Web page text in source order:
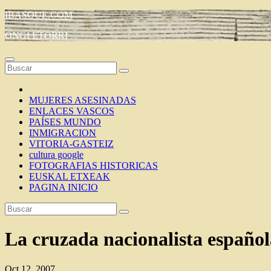
Saltar
al
contenido
IBASQUE.COM
ONGI ETORRI
MUJERES ASESINADAS
ENLACES VASCOS
PAÍSES MUNDO
INMIGRACION
VITORIA-GASTEIZ
cultura google
FOTOGRAFIAS HISTORICAS
EUSKAL ETXEAK
PAGINA INICIO
La cruzada nacionalista
Oct 12, 2007